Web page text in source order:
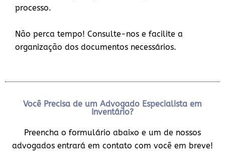
processo.
Não perca tempo! Consulte-nos e facilite a
organização dos documentos necessários.
Você Precisa de um Advogado Especialista em
Inventário?
Preencha o formulário abaixo e um de nossos
advogados entrará em contato com você em breve!